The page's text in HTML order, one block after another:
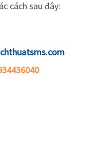
cách sau đây: